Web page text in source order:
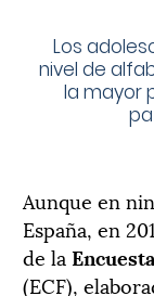
Los
nivel de
la mayor
Aunque en
España, en
de la
(ECF),